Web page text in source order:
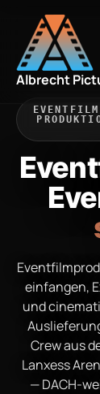
Albrecht
einfangen,
und
Crew aus
Lanxess
— DACH-